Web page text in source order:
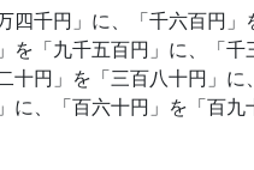
四千円」に、「千六百円」
を「九千五百円」に、「千
円」を「三百八十円」に、
に、「百六十円」を「百九